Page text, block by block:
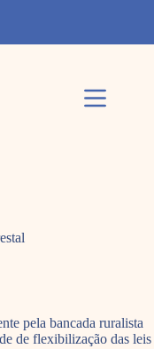
pela bancada ruralista
de flexibilização das leis